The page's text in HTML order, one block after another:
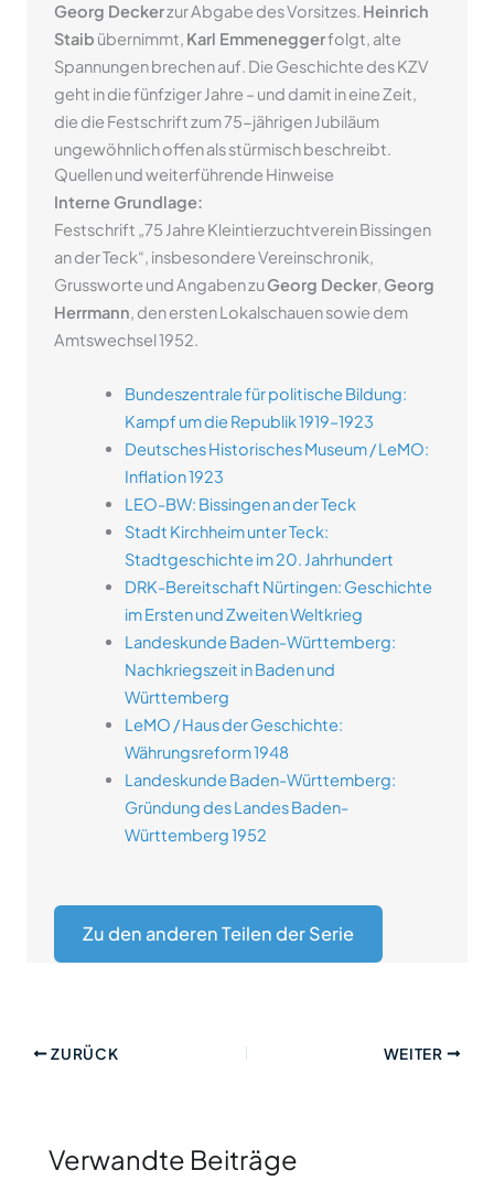
Georg Deckerzur Abgabe des Vorsitzes. Heinrich
Staib übernimmt, Karl Emmeneggerfolgt, alte
Spannungen brechen auf. Die Geschichte des KZV
geht in die fünfziger Jahre – und damit in eine Zeit,
die die Festschrift zum 75-jährigen Jubiläum
ungewöhnlich offen als stürmisch beschreibt.
Quellen und weiterführende Hinweise
Interne Grundlage:
Festschrift „75 Jahre Kleintierzuchtverein Bissingen
an der Teck“, insbesondere Vereinschronik,
Grussworte und Angaben zuGeorg Decker, Georg
Herrmann, den ersten Lokalschauen sowie dem
Amtswechsel 1952.
Bundeszentrale für politische Bildung:
Kampf um die Republik 1919–1923
Deutsches Historisches Museum / LeMO:
Inflation 1923
LEO-BW: Bissingen an der Teck
Stadt Kirchheim unter Teck:
Stadtgeschichte im 20. Jahrhundert
DRK-Bereitschaft Nürtingen: Geschichte
im Ersten und Zweiten Weltkrieg
Landeskunde Baden-Württemberg:
Nachkriegszeit in Baden und
Württemberg
LeMO / Haus der Geschichte:
Währungsreform 1948
Landeskunde Baden-Württemberg:
Gründung des Landes Baden-
Württemberg 1952
Zu den anderen Teilen der Serie
ZURÜCK WEITER
Verwandte Beiträge